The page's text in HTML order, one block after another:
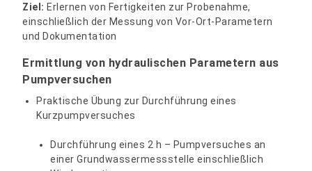
Ziel: Erlernen von Fertigkeiten zur Probenahme,
einschließlich der Messung von Vor-Ort-Parametern
und Dokumentation
Ermittlung von hydraulischen Parametern aus
Pumpversuchen
Praktische Übung zur Durchführung eines
Kurzpumpversuches
Durchführung eines 2 h – Pumpversuches an
einer Grundwassermessstelle einschließlich